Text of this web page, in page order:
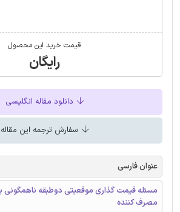
قیمت خرید این محصول
رایگان
دانلود مقاله انگلیسی
سفارش ترجمه این مقاله
عنوان فارسی
مسئله قیمت گذاری موقعیتی دوطبقه ناهمگونی
مصرف کننده